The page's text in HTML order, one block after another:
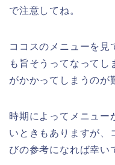
で注意してね。
ココスのメニューを見
も旨そうってなってし
がかかってしまうのが
時期によってメニュー
いときもありますが、
びの参考になれば幸い